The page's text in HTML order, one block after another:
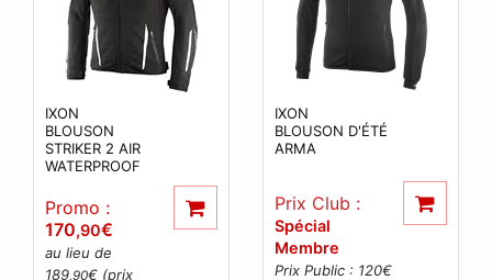
IXON
BLOUSON
STRIKER 2 AIR
WATERPROOF
Promo :
170,90€
au lieu de
189,90€ (prix
IXON
BLOUSON D'ÉTÉ
ARMA
Prix Club :
Spécial
Membre
Prix Public : 120€